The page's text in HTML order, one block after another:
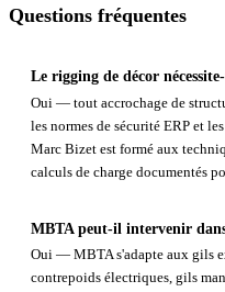
Questions fréquentes
Le rigging de décor
Oui — tout accrochage de
les normes de sécurité ERP et
Marc Bizet est formé aux
calculs de charge documentés
MBTA peut-il intervenir
Oui — MBTA s'adapte aux gils
contrepoids électriques, gils